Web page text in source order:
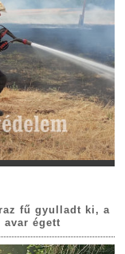
fű gyulladt ki, a
avar égett